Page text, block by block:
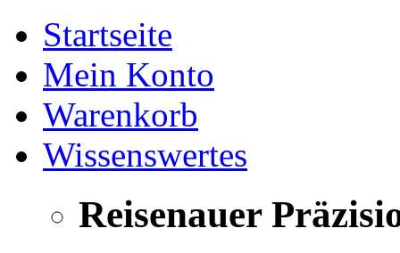
Startseite
Mein Konto
Warenkorb
Wissenswertes
Reisenauer